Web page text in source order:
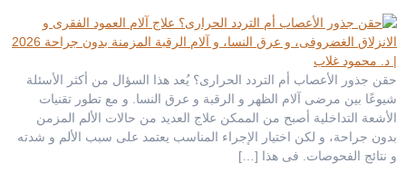
حقن جذور الأعصاب أم التردد الحرارى؟ يُعد هذا السؤال من أكثر الأسئلة
شيوعًا بين مرضى آلام الظهر و الرقبة و عرق النسا. و مع تطور تقنيات
الأشعة التداخلية أصبح من الممكن علاج العديد من حالات الألم المزمن
بدون جراحة، و لكن اختيار الإجراء المناسب يعتمد على سبب الألم و شدته
و نتائج الفحوصات. فى هذا […]